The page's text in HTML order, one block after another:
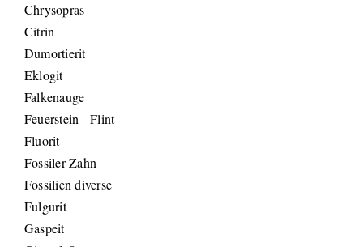
Chrysopras
Citrin
Dumortierit
Eklogit
Falkenauge
Feuerstein - Flint
Fluorit
Fossiler Zahn
Fossilien diverse
Fulgurit
Gaspeit